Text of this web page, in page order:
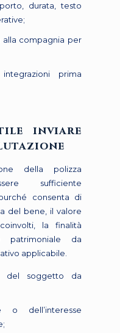
durata, testo
alla compagnia per
prima
inviare
della polizza
sufficiente
consenta di
del bene, il valore
la finalità
patrimoniale da
applicabile.
del soggetto da
o dell’interesse